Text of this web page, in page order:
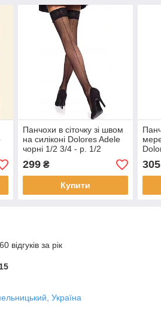
Панчохи в сіточку зі швом
на силіконі Dolores Adele
чорні 1/2 3/4 - р. 1/2
299₴
Купити
3/4
305
відгуків за рік
Україна